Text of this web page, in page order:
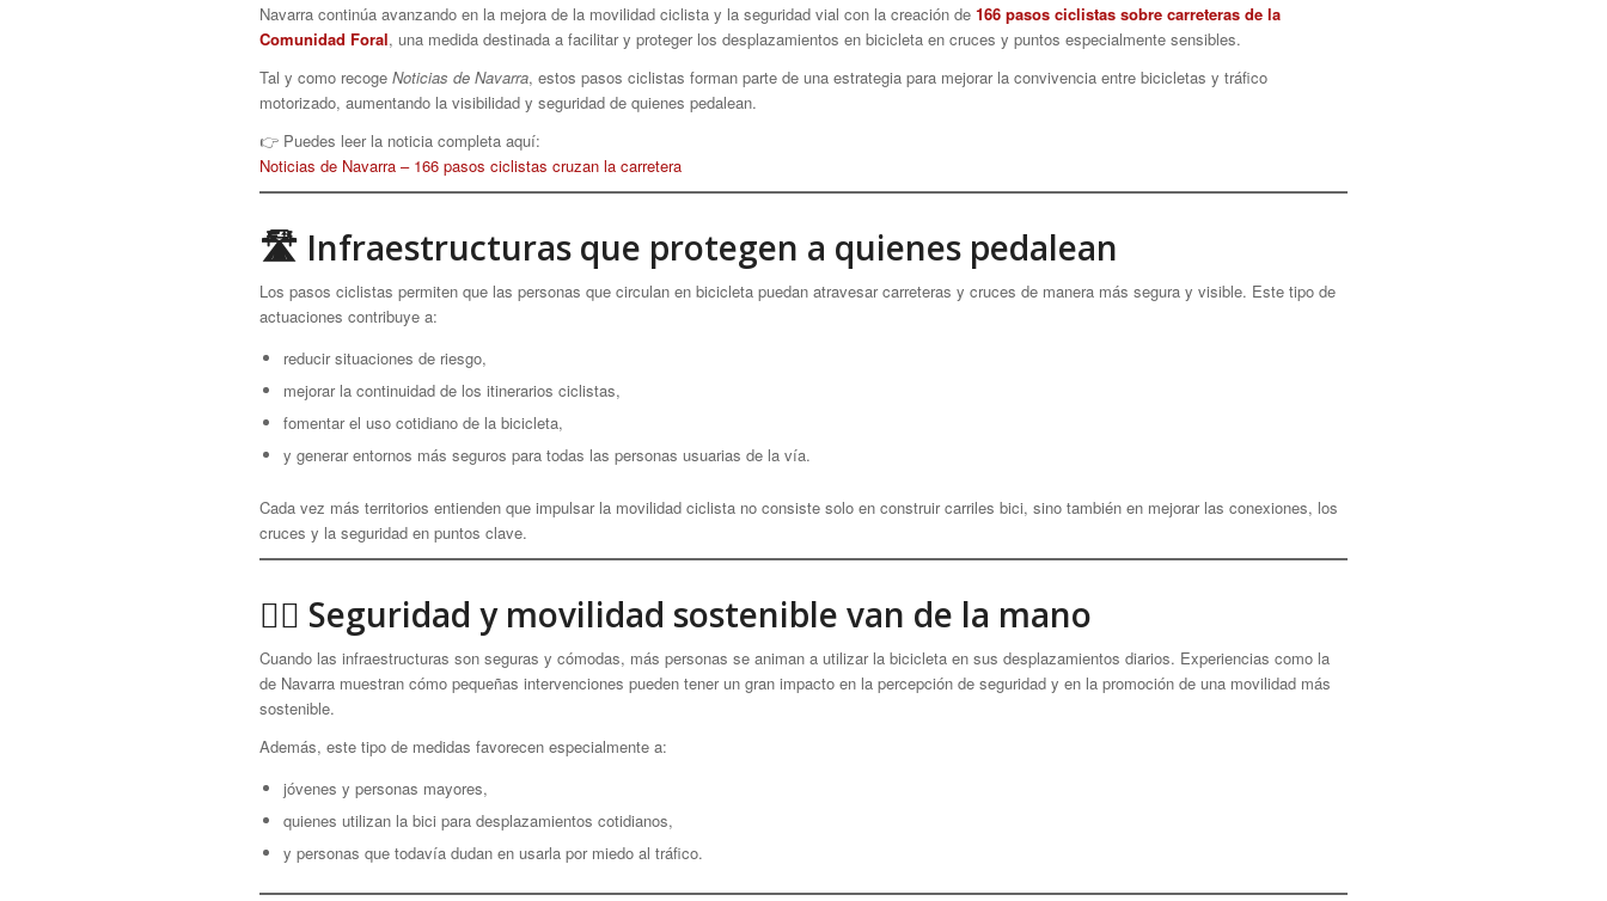
Navarra continúa avanzando en la mejora de la movilidad ciclista y la seguridad vial con la creación de 166 pasos ciclistas sobre carreteras de la
Comunidad Foral, una medida destinada a facilitar y proteger los desplazamientos en bicicleta en cruces y puntos especialmente sensibles.
Tal y como recoge Noticias de Navarra, estos pasos ciclistas forman parte de una estrategia para mejorar la convivencia entre bicicletas y tráfico
motorizado, aumentando la visibilidad y seguridad de quienes pedalean.
👉 Puedes leer la noticia completa aquí:
Noticias de Navarra – 166 pasos ciclistas cruzan la carretera
🛣 Infraestructuras que protegen a quienes pedalean
Los pasos ciclistas permiten que las personas que circulan en bicicleta puedan atravesar carreteras y cruces de manera más segura y visible. Este tipo de
actuaciones contribuye a:
reducir situaciones de riesgo,
mejorar la continuidad de los itinerarios ciclistas,
fomentar el uso cotidiano de la bicicleta,
y generar entornos más seguros para todas las personas usuarias de la vía.
Cada vez más territorios entienden que impulsar la movilidad ciclista no consiste solo en construir carriles bici, sino también en mejorar las conexiones, los
cruces y la seguridad en puntos clave.
🚴‍♀️ Seguridad y movilidad sostenible van de la mano
Cuando las infraestructuras son seguras y cómodas, más personas se animan a utilizar la bicicleta en sus desplazamientos diarios. Experiencias como la
de Navarra muestran cómo pequeñas intervenciones pueden tener un gran impacto en la percepción de seguridad y en la promoción de una movilidad más
sostenible.
Además, este tipo de medidas favorecen especialmente a:
jóvenes y personas mayores,
quienes utilizan la bici para desplazamientos cotidianos,
y personas que todavía dudan en usarla por miedo al tráfico.